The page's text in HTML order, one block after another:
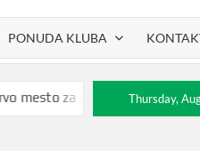
PONUDA KLUBA
za našeg Petra Rakovića
Thursday,